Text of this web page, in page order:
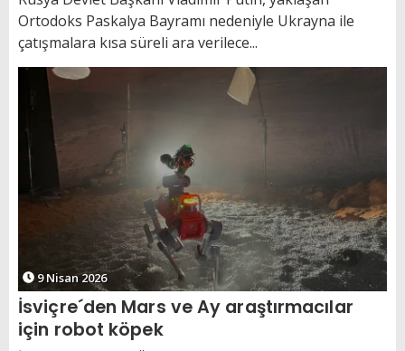
Ortodoks Paskalya Bayramı nedeniyle Ukrayna ile
çatışmalara kısa süreli ara verilece...
9 Nisan 2026
İsviçre´den Mars ve Ay araştırmacılar
için robot köpek